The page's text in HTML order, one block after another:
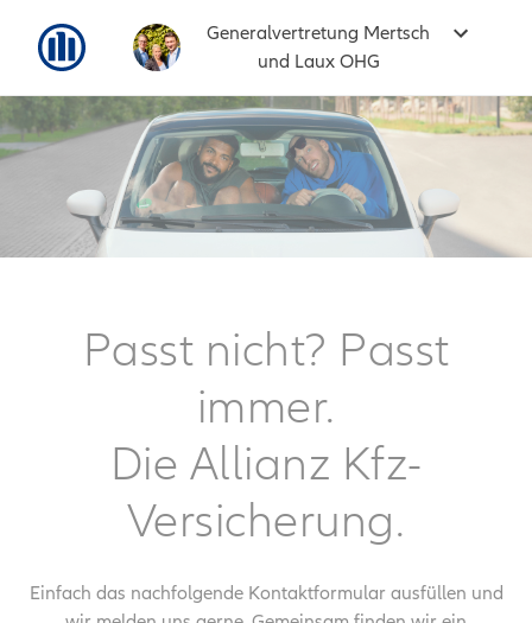
Generalvertretung Mertsch
und Laux OHG
Passt nicht? Passt
immer.
Die Allianz Kfz-
Versicherung.
Einfach das nachfolgende Kontaktformular ausfüllen und